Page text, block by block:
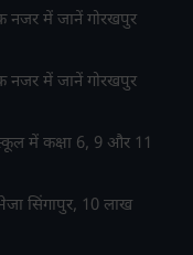
नजर में जानें गोरखपुर
नजर में जानें गोरखपुर
में कक्षा 6, 9 और 11
सिंगापुर, 10 लाख